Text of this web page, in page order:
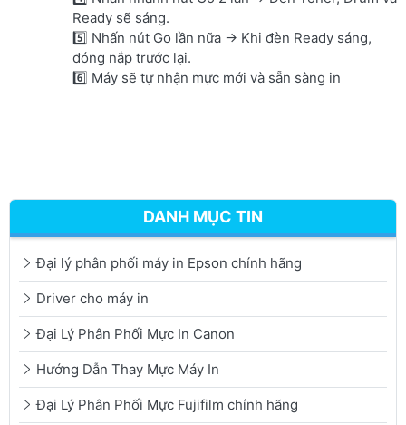
Ready sẽ sáng.
5️⃣ Nhấn nút Go lần nữa → Khi đèn Ready sáng,
đóng nắp trước lại.
6️⃣ Máy sẽ tự nhận mực mới và sẵn sàng in
DANH MỤC TIN
Đại lý phân phối máy in Epson chính hãng
Driver cho máy in
Đại Lý Phân Phối Mực In Canon
Hướng Dẫn Thay Mực Máy In
Đại Lý Phân Phối Mực Fujifilm chính hãng